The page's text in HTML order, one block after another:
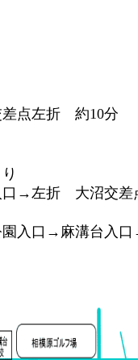
点左折 約10分
口→左折 大沼交
園入口→麻溝台入